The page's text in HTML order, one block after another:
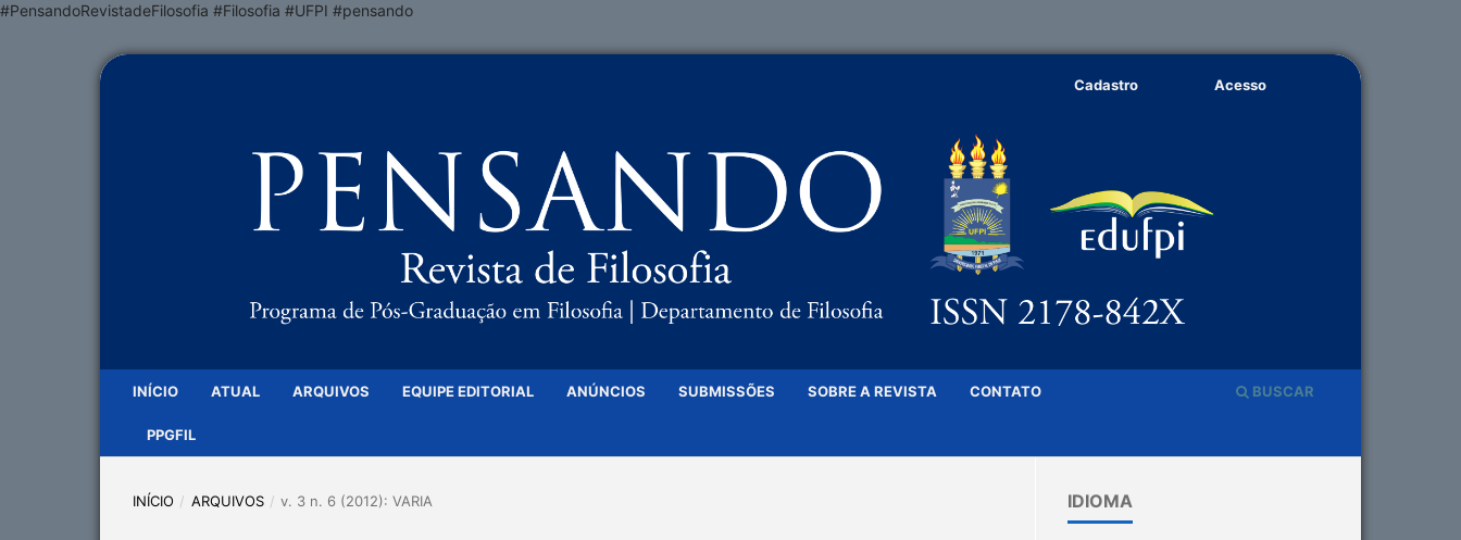
#PensandoRevistadeFilosofia #Filosofia #UFPI #pensando
INÍCIO ATUAL ARQUIVOS EQUIPE EDITORIAL ANÚNCIOS SUBMISSÕES SOBRE A REVISTA CONTATO
PPGFIL
BUSCAR
Cadastro Acesso
INÍCIO / ARQUIVOS / v. 3 n. 6 (2012): VARIA IDIOMA